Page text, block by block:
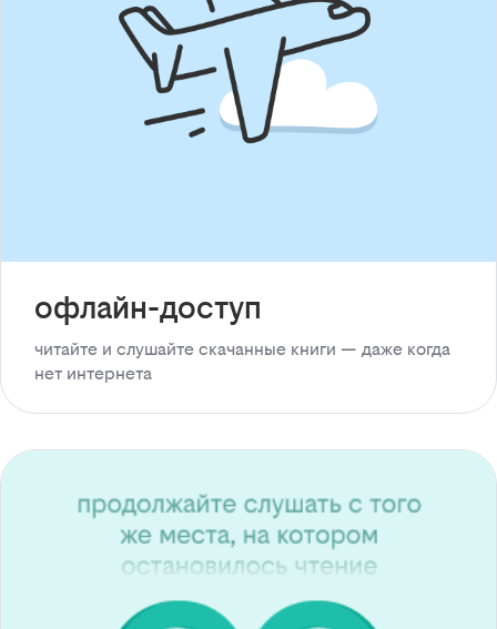
офлайн-доступ
читайте и слушайте скачанные книги — даже когда
нет интернета